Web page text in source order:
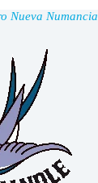
Nueva Numancia